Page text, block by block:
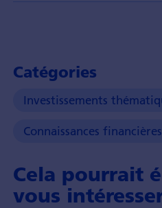
Catégories
Investissements
Connaissances financières
Cela pourrait
vous